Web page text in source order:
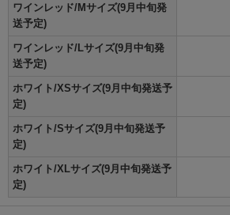
ワインレッド/Mサイズ(9月中旬発
送予定)
ワインレッド/Lサイズ(9月中旬発
送予定)
ホワイト/XSサイズ(9月中旬発送予
定)
ホワイト/Sサイズ(9月中旬発送予
定)
ホワイト/XLサイズ(9月中旬発送予
定)